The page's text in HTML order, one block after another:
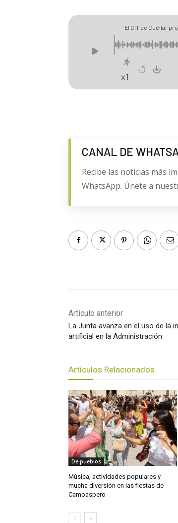
El CIT de Cuéllar
Navidad
x1
CANAL DE
Recibe las noticias más
WhatsApp. Únete a
Artículo anterior
La Junta avanza en el uso de la
artificial en la Administración
Artículos Relacionados
De pueblos
Música, actividades populares y
mucha diversión en las fiestas de
Campaspero